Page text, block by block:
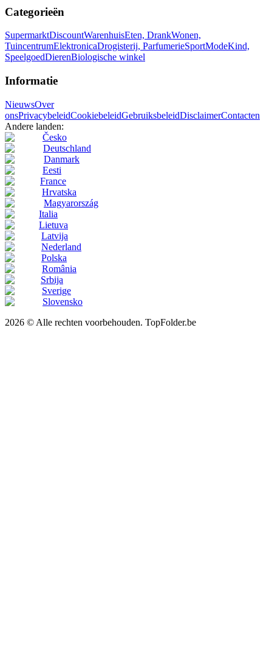
Categorieën
SupermarktDiscountWarenhuisEten, DrankWonen,
TuincentrumElektronicaDrogisterij, ParfumerieSportModeKind,
SpeelgoedDierenBiologische winkel
Informatie
NieuwsOver
onsPrivacybeleidCookiebeleidGebruiksbeleidDisclaimerContacten
Andere landen:
Česko
Deutschland
Danmark
Eesti
France
Hrvatska
Magyarország
Italia
Lietuva
Latvija
Nederland
Polska
România
Srbija
Sverige
Slovensko
2026 © Alle rechten voorbehouden. TopFolder.be